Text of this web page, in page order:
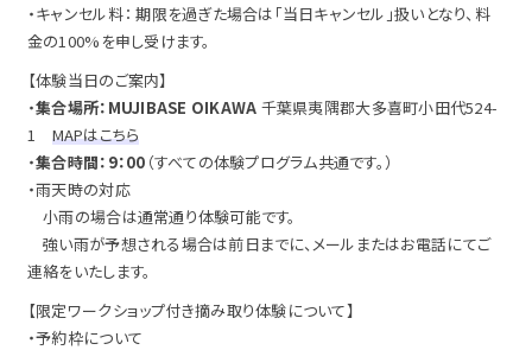
・キャンセル料： 期限を過ぎた場合は「当日キャンセル」扱いとなり、料
金の100%を申し受けます。
【体験当日のご案内】
・集合場所：MUJIBASE OIKAWA 千葉県夷隅郡大多喜町小田代524-
1 MAPはこちら
・集合時間：9：00 （すべての体験プログラム共通です。）
・雨天時の対応
小雨の場合は通常通り体験可能です。
強い雨が予想される場合は前日までに、メールまたはお電話にてご
連絡をいたします。
【限定ワークショップ付き摘み取り体験について】
・予約枠について